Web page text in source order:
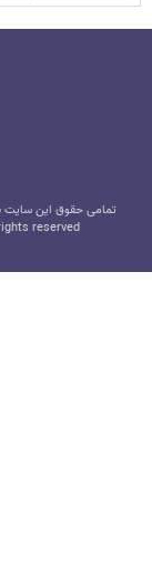
تمامی حقوق این سایت
reserved